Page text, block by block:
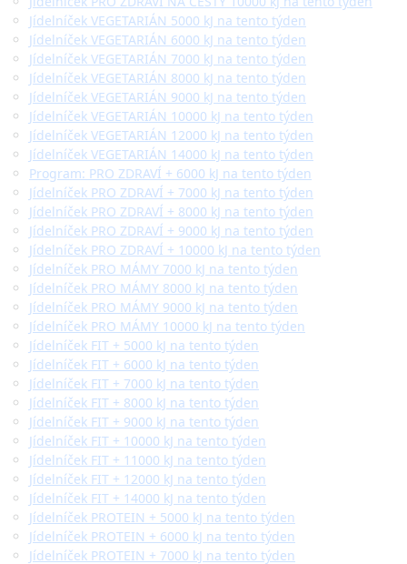
Jídelníček VEGETARIÁN 5000 kJ na tento týden
Jídelníček VEGETARIÁN 6000 kJ na tento týden
Jídelníček VEGETARIÁN 7000 kJ na tento týden
Jídelníček VEGETARIÁN 8000 kJ na tento týden
Jídelníček VEGETARIÁN 9000 kJ na tento týden
Jídelníček VEGETARIÁN 10000 kJ na tento týden
Jídelníček VEGETARIÁN 12000 kJ na tento týden
Jídelníček VEGETARIÁN 14000 kJ na tento týden
Program: PRO ZDRAVÍ + 6000 kJ na tento týden
Jídelníček PRO ZDRAVÍ + 7000 kJ na tento týden
Jídelníček PRO ZDRAVÍ + 8000 kJ na tento týden
Jídelníček PRO ZDRAVÍ + 9000 kJ na tento týden
Jídelníček PRO ZDRAVÍ + 10000 kJ na tento týden
Jídelníček PRO MÁMY 7000 kJ na tento týden
Jídelníček PRO MÁMY 8000 kJ na tento týden
Jídelníček PRO MÁMY 9000 kJ na tento týden
Jídelníček PRO MÁMY 10000 kJ na tento týden
Jídelníček FIT + 5000 kJ na tento týden
Jídelníček FIT + 6000 kJ na tento týden
Jídelníček FIT + 7000 kJ na tento týden
Jídelníček FIT + 8000 kJ na tento týden
Jídelníček FIT + 9000 kJ na tento týden
Jídelníček FIT + 10000 kJ na tento týden
Jídelníček FIT + 11000 kJ na tento týden
Jídelníček FIT + 12000 kJ na tento týden
Jídelníček FIT + 14000 kJ na tento týden
Jídelníček PROTEIN + 5000 kJ na tento týden
Jídelníček PROTEIN + 6000 kJ na tento týden
Jídelníček PROTEIN + 7000 kJ na tento týden